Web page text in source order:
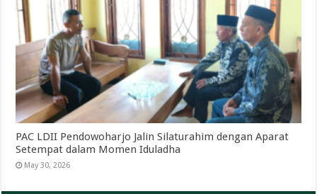
PAC LDII Pendowoharjo Jalin Silaturahim dengan Aparat
Setempat dalam Momen Iduladha
May 30, 2026